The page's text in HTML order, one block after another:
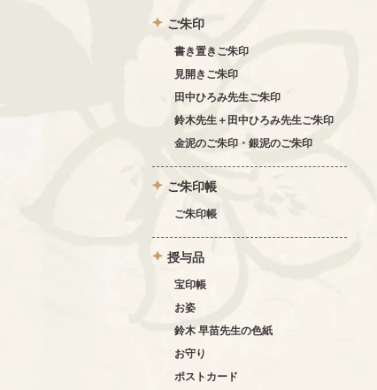
ご朱印
書き置きご朱印
見開きご朱印
田中ひろみ先生ご朱印
鈴木先生＋田中ひろみ先生ご朱印
金泥のご朱印・銀泥のご朱印
ご朱印帳
ご朱印帳
授与品
宝印帳
お姿
鈴木 早苗先生の色紙
お守り
ポストカード